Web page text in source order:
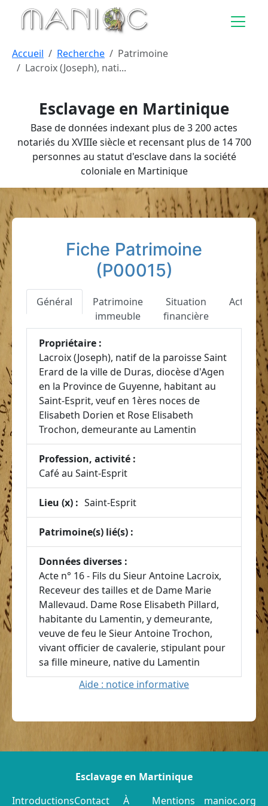
Aller au contenu principal
Esclavage en Martinique
Base de données indexant plus de 3 200 actes
notariés du XVIIIe siècle et recensant plus de 14 700
personnes au statut d'esclave dans la société
coloniale en Martinique
Accueil Recherche
Patrimoine
Lacroix (Joseph), nati...
Fiche Patrimoine
(P00015)
Général
Patrimoine
immeuble
Situation
financière
Actes
Propriétaire :
Lacroix (Joseph), natif de la paroisse Saint
Erard de la ville de Duras, diocèse d'Agen
en la Province de Guyenne, habitant au
Saint-Esprit, veuf en 1ères noces de
Elisabeth Dorien et Rose Elisabeth
Trochon, demeurante au Lamentin
Profession, activité :
Café au Saint-Esprit
Lieu (x) : Saint-Esprit
Patrimoine(s) lié(s) :
Données diverses :
Acte n° 16 - Fils du Sieur Antoine Lacroix,
Receveur des tailles et de Dame Marie
Mallevaud. Dame Rose Elisabeth Pillard,
habitante du Lamentin, y demeurante,
veuve de feu le Sieur Antoine Trochon,
vivant officier de cavalerie, stipulant pour
sa fille mineure, native du Lamentin
Aide : notice informative
Esclavage en Martinique
IntroductionsContact À Mentions manioc.org